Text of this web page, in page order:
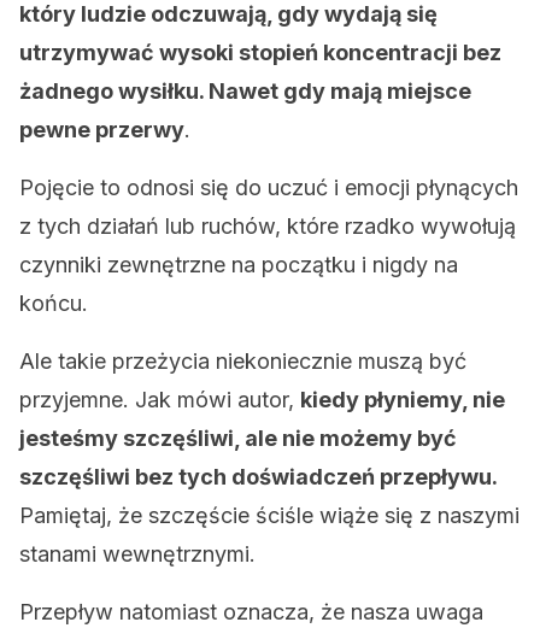
który ludzie odczuwają, gdy wydają się
utrzymywać wysoki stopień koncentracji bez
żadnego wysiłku. Nawet gdy mają miejsce
pewne przerwy.
Pojęcie to odnosi się do uczuć i emocji płynących
z tych działań lub ruchów, które rzadko wywołują
czynniki zewnętrzne na początku i nigdy na
końcu.
Ale takie przeżycia niekoniecznie muszą być
przyjemne. Jak mówi autor, kiedy płyniemy, nie
jesteśmy szczęśliwi, ale nie możemy być
szczęśliwi bez tych doświadczeń przepływu.
Pamiętaj, że szczęście ściśle wiąże się z naszymi
stanami wewnętrznymi.
Przepływ natomiast oznacza, że ​​nasza uwaga